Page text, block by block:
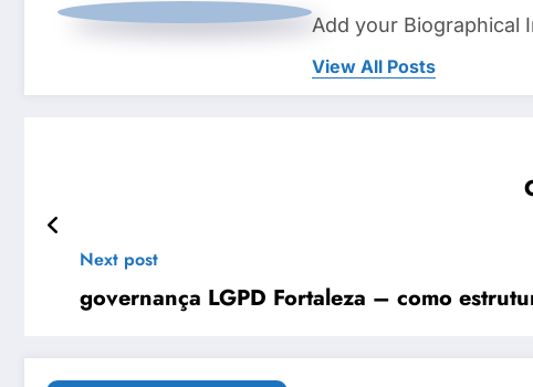
Add your Biographical
View All Posts
Next post
governança LGPD Fortaleza – como